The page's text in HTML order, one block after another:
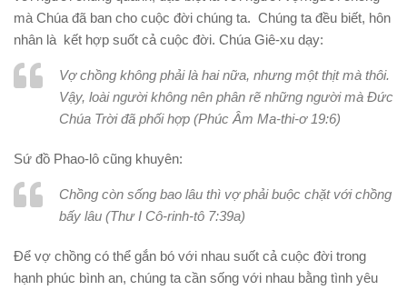
mà Chúa đã ban cho cuộc đời chúng ta. Chúng ta đều biết, hôn
nhân là kết hợp suốt cả cuộc đời. Chúa Giê-xu dạy:
Vợ chồng không phải là hai nữa, nhưng một thịt mà thôi.
Vậy, loài người không nên phân rẽ những người mà Đức
Chúa Trời đã phối hợp (Phúc Âm Ma-thi-ơ 19:6)
Sứ đồ Phao-lô cũng khuyên:
Chồng còn sống bao lâu thì vợ phải buộc chặt với chồng
bấy lâu (Thư I Cô-rinh-tô 7:39a)
Để vợ chồng có thể gắn bó với nhau suốt cả cuộc đời trong
hạnh phúc bình an, chúng ta cần sống với nhau bằng tình yêu